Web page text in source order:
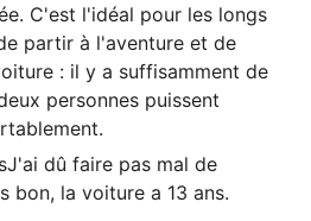
C'est l'idéal pour les longs
partir à l'aventure et de
: il y a suffisamment de
personnes puissent
J'ai dû faire pas mal de
bon, la voiture a 13 ans.